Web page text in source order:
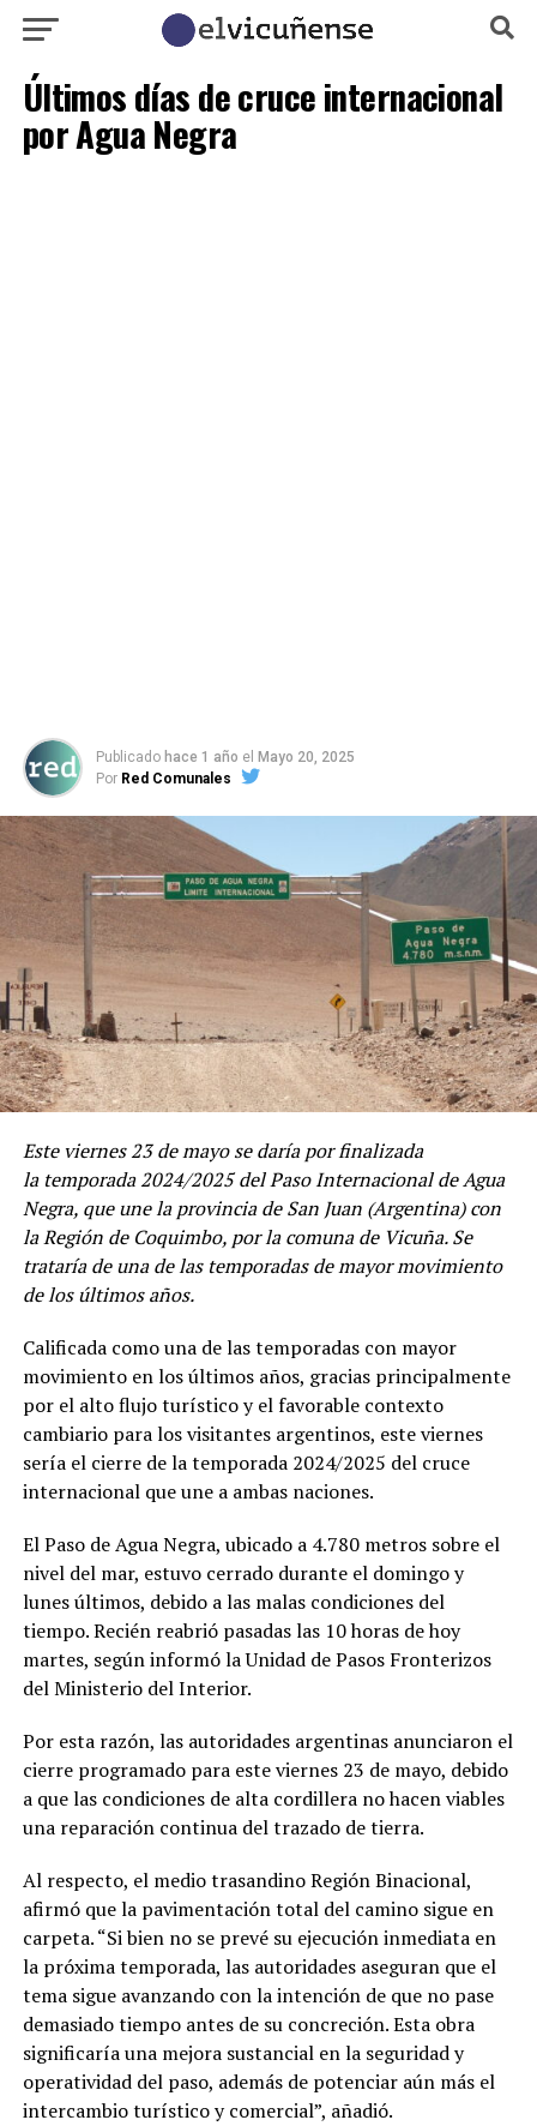
Últimos días de cruce internacional
por Agua Negra
Publicado hace 1 año el Mayo 20, 2025
Por Red Comunales
Este viernes 23 de mayo se daría por finalizada
la temporada 2024/2025 del Paso Internacional de Agua
Negra, que une la provincia de San Juan (Argentina) con
la Región de Coquimbo, por la comuna de Vicuña. Se
trataría de una de las temporadas de mayor movimiento
de los últimos años.
Calificada como una de las temporadas con mayor
movimiento en los últimos años, gracias principalmente
por el alto flujo turístico y el favorable contexto
cambiario para los visitantes argentinos, este viernes
sería el cierre de la temporada 2024/2025 del cruce
internacional que une a ambas naciones.
El Paso de Agua Negra, ubicado a 4.780 metros sobre el
nivel del mar, estuvo cerrado durante el domingo y
lunes últimos, debido a las malas condiciones del
tiempo. Recién reabrió pasadas las 10 horas de hoy
martes, según informó la Unidad de Pasos Fronterizos
del Ministerio del Interior.
Por esta razón, las autoridades argentinas anunciaron el
cierre programado para este viernes 23 de mayo, debido
a que las condiciones de alta cordillera no hacen viables
una reparación continua del trazado de tierra.
Al respecto, el medio trasandino Región Binacional,
afirmó que la pavimentación total del camino sigue en
carpeta. “Si bien no se prevé su ejecución inmediata en
la próxima temporada, las autoridades aseguran que el
tema sigue avanzando con la intención de que no pase
demasiado tiempo antes de su concreción. Esta obra
significaría una mejora sustancial en la seguridad y
operatividad del paso, además de potenciar aún más el
intercambio turístico y comercial”, añadió.